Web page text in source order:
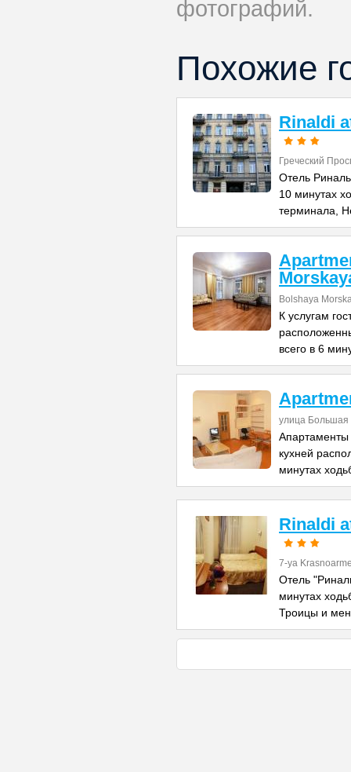
фотографий.
Похожие
Rinaldi
Греческий
Отель
10 минутах
терминала,
Bolshaya
К услугам
всего в 6
улица Большая
кухней
минутах
Rinaldi
7-ya
Отель
минутах
Троицы и